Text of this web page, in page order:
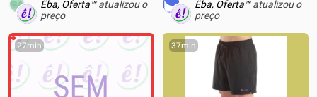
002NB-US
Êba, Oferta™atualizou o
preço
Êba, Oferta™atualizou o
preço
27min 37min